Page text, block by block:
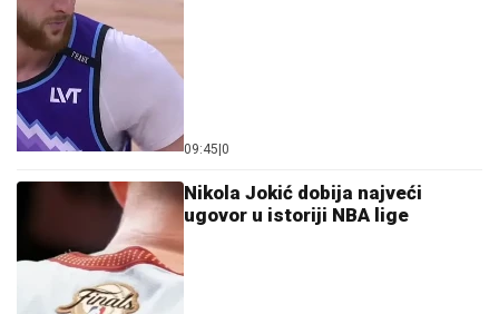
09:45 0
Nikola Jokić dobija najveći
ugovor u istoriji NBA lige